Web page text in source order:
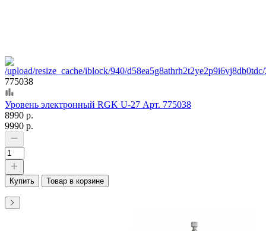
775038
Уровень электронный RGK U-27 Арт. 775038
8990 р.
9990 р.
Купить Товар в корзине